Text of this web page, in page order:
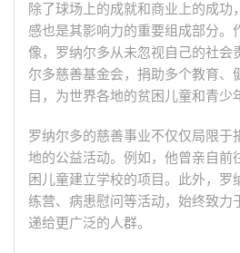
除了球场上的成就和商业上的成功
感也是其影响力的重要组成部分。
像，罗纳尔多从未忽视自己的社会
尔多慈善基金会，捐助多个教育、
目，为世界各地的贫困儿童和青少
罗纳尔多的慈善事业不仅仅局限于
地的公益活动。例如，他曾亲自前
困儿童建立学校的项目。此外，罗
练营、病患慰问等活动，始终致力
递给更广泛的人群。